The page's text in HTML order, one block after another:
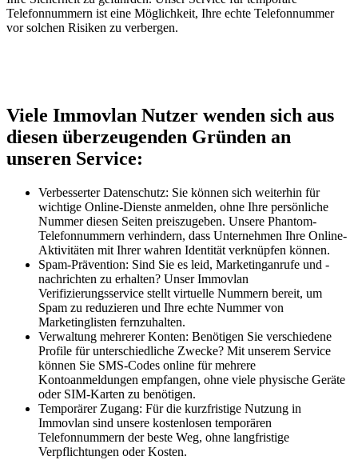
Telefonnummern ist eine Möglichkeit, Ihre echte Telefonnummer
vor solchen Risiken zu verbergen.
Viele Immovlan Nutzer wenden sich aus
diesen überzeugenden Gründen an
unseren Service:
Verbesserter Datenschutz: Sie können sich weiterhin für
wichtige Online-Dienste anmelden, ohne Ihre persönliche
Nummer diesen Seiten preiszugeben. Unsere Phantom-
Telefonnummern verhindern, dass Unternehmen Ihre Online-
Aktivitäten mit Ihrer wahren Identität verknüpfen können.
Spam-Prävention: Sind Sie es leid, Marketinganrufe und -
nachrichten zu erhalten? Unser Immovlan
Verifizierungsservice stellt virtuelle Nummern bereit, um
Spam zu reduzieren und Ihre echte Nummer von
Marketinglisten fernzuhalten.
Verwaltung mehrerer Konten: Benötigen Sie verschiedene
Profile für unterschiedliche Zwecke? Mit unserem Service
können Sie SMS-Codes online für mehrere
Kontoanmeldungen empfangen, ohne viele physische Geräte
oder SIM-Karten zu benötigen.
Temporärer Zugang: Für die kurzfristige Nutzung in
Immovlan sind unsere kostenlosen temporären
Telefonnummern der beste Weg, ohne langfristige
Verpflichtungen oder Kosten.